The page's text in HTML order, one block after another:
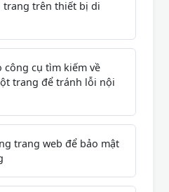
trang trên thiết bị di
công cụ tìm kiếm về
trang để tránh lỗi nội
trang web để bảo mật